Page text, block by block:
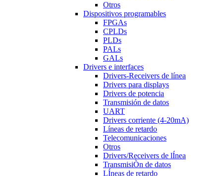
Otros
Dispositivos programables
FPGAs
CPLDs
PLDs
PALs
GALs
Drivers e interfaces
Drivers-Receivers de línea
Drivers para displays
Drivers de potencia
Transmisión de datos
UART
Drivers corriente (4-20mA)
Líneas de retardo
Telecomunicaciones
Otros
Drivers/Receivers de lÍnea
TransmisiÒn de datos
LÍneas de retardo